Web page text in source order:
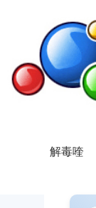
解毒喹